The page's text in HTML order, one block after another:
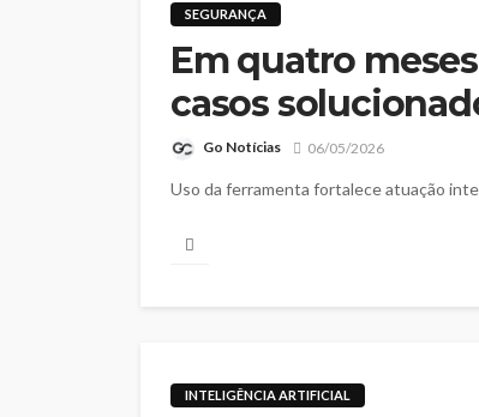
SEGURANÇA
Em quatro
casos
Go Notícias 06/05/2026
Uso da ferramenta fortalece atuação
INTELIGÊNCIA ARTIFICIAL